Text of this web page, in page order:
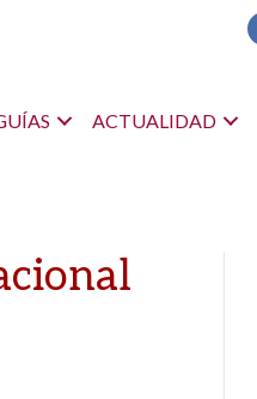
ACTUALIDAD